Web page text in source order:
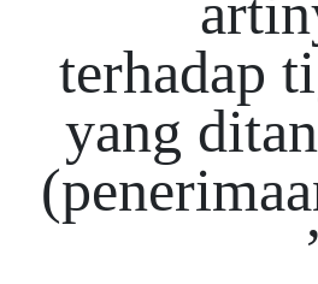
terhadap
yang